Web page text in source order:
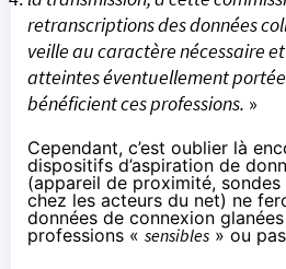
retranscriptions des données
veille au caractère nécessaire
atteintes éventuellement
bénéficient ces professions. »
Cependant, c’est oublier là
dispositifs d’aspiration de
(appareil de proximité,
chez les acteurs du net) ne
données de connexion
professions « sensibles » ou